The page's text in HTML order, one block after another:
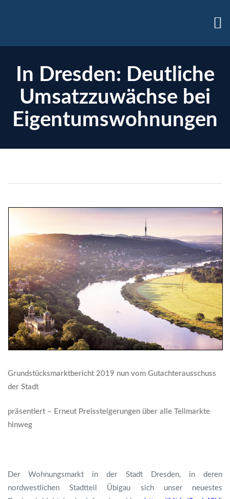
In Dresden: Deutliche
Umsatzzuwächse bei
Eigentumswohnungen
Grundstücksmarktbericht 2019 nun vom Gutachterausschuss
der Stadt
präsentiert – Erneut Preissteigerungen über alle Teilmarkte
hinweg
Der Wohnungsmarkt in der Stadt Dresden, in deren
nordwestlichen Stadtteil Übigau sich unser neuestes